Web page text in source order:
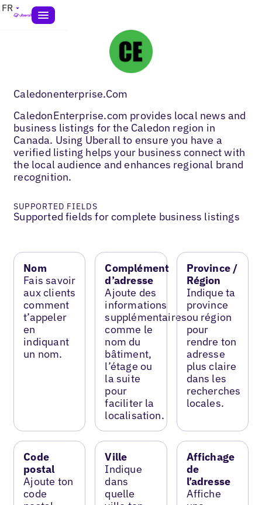
FR
Caledonenterprise.Com
CaledonEnterprise.com provides local news and
business listings for the Caledon region in
Canada. Using Uberall to ensure you have a
verified listing helps your business connect with
the local audience and enhances regional brand
recognition.
SUPPORTED FIELDS
Supported fields for complete business listings
Nom
Fais savoir
aux clients
comment
t’appeler
en
indiquant
un nom.
Complément
d’adresse
Ajoute des
informations
supplémentaires
comme le
nom du
bâtiment,
l’étage ou
la suite
pour
faciliter la
localisation.
Province /
Région
Indique ta
province
ou région
pour
rendre ton
adresse
plus claire
dans les
recherches
locales.
Code
postal
Ajoute ton
code
Ville
Indique
dans
quelle
Affichage
de
l’adresse
Affiche